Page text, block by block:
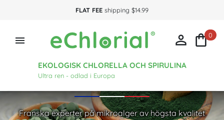
FLAT FEE shipping $14.99

EKOLOGISK CHLORELLA OCH SPIRULINA
Ultra ren - odlad i Europa
 0
Franska experter på mikroalger av högsta kvalitet